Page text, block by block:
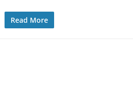
Read More